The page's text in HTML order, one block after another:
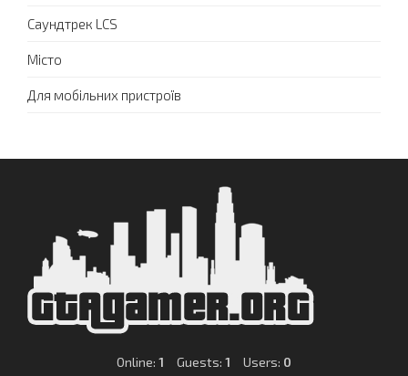
Саундтрек LCS
Місто
Для мобільних пристроїв
Online: 1 Guests: 1 Users: 0